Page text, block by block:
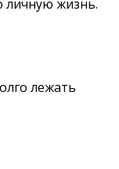
личную жизнь.
лежать